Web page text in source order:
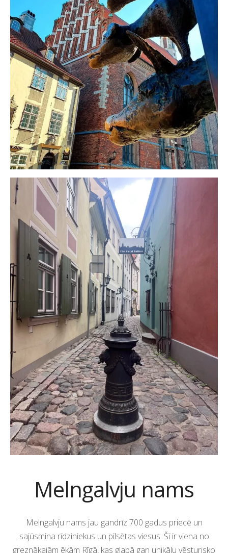
Melngalvju nams
Melngalvju nams jau gandrīz 700 gadus priecē un
sajūsmina rīdziniekus un pilsētas viesus. Šī ir viena no
greznākajām ēkām Rīgā, kas glabā gan unikālu vēsturisko